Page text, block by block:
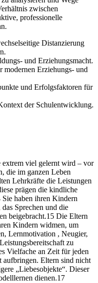
zwischen
professionelle
Distanzierung
und Erziehungsmacht.
Erziehungs- und
und Erfolgsfaktoren für
der Schulentwicklung.
extrem viel gelernt wird – vor
die im ganzen Leben
Lehrkräfte die Leistungen
prägen die kindliche
haben ihren Kindern
Sprechen und die
beigebracht.15 Die Eltern
Kindern widmen, um
Lernmotivation , Neugier,
zu
Vielfache an Zeit für jeden
aufbringen. Eltern sind nicht
„Liebesobjekte“. Dieser
dienen.17